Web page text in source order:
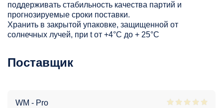
поддерживать стабильность качества партий и
прогнозируемые сроки поставки.
Хранить в закрытой упаковке, защищенной от
солнечных лучей, при t от +4°C до + 25°С
Поставщик
WM - Pro